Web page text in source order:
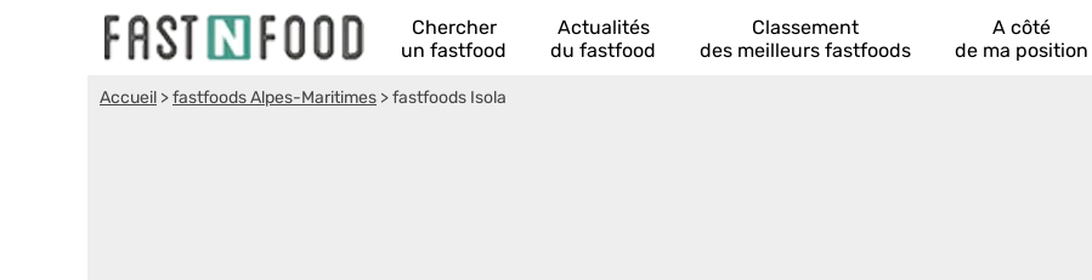
Chercher
un fastfood
Actualités
du fastfood
Classement
des meilleurs fastfoods
A côté
de ma position
Accueil >fastfoods Alpes-Maritimes >fastfoods Isola